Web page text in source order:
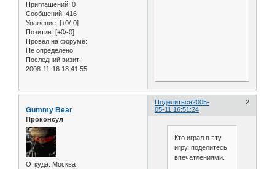
Приглашений: 0
Сообщений: 416
Уважение: [+0/-0]
Позитив: [+0/-0]
Провел на форуме:
Не определено
Последний визит:
2008-11-16 18:41:55
Поделиться 2
2005-
05-11 16:51:24
Gummy Bear
Проконсул
Откуда: Москва
Кто играл в эту
игру, поделитесь
впечатлениями.